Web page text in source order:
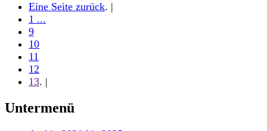
Eine Seite zurück. |
1 ...
9
10
11
12
13. |
Untermenü